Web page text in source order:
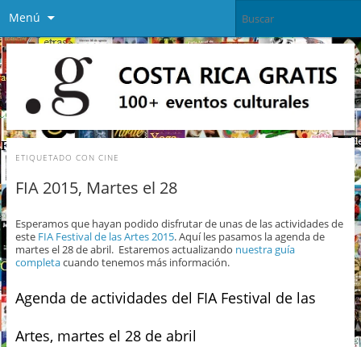
Menú
ETIQUETADO CON CINE
FIA 2015, Martes el 28
Esperamos que hayan podido disfrutar de unas de las actividades de
este FIA Festival de las Artes 2015. Aquí les pasamos la agenda de
martes el 28 de abril. Estaremos actualizando nuestra guía
completacuando tenemos más información.
Agenda de actividades del FIA Festival de las
Artes, martes el 28 de abril